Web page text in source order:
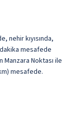
nehir kıyısında,
dakika mesafede
Manzara Noktası ile
mesafede.